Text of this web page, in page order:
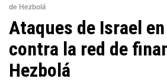
de Hezbolá
Ataques de Israel
contra la red de
Hezbolá